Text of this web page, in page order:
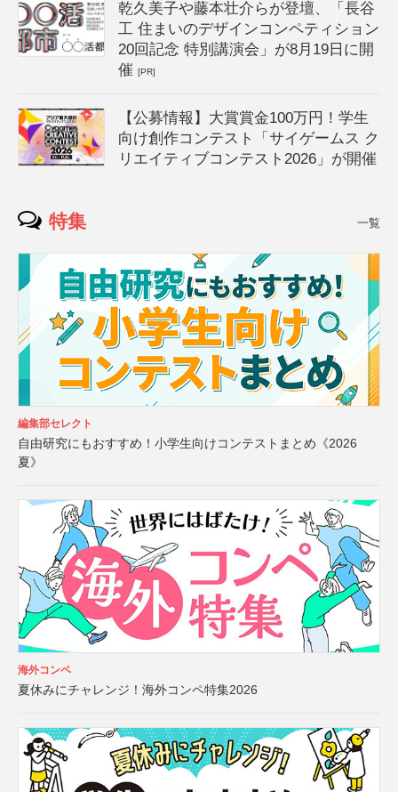
乾久美子や藤本壮介らが登壇、「長谷
工 住まいのデザインコンペティション
20回記念 特別講演会」が8月19日に開
催[PR]
【公募情報】大賞賞金100万円！学生
向け創作コンテスト「サイゲームス ク
リエイティブコンテスト2026」が開催
特集 一覧
編集部セレクト
自由研究にもおすすめ！小学生向けコンテストまとめ《2026
夏》
海外コンペ
夏休みにチャレンジ！海外コンペ特集2026